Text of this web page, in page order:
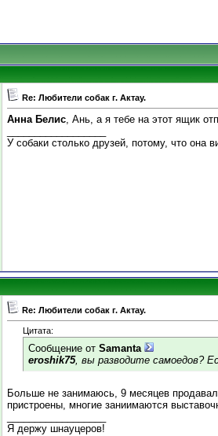
Re: Любители собак г. Актау.
Анна Белис, Ань, а я тебе на этот ящик
У собаки столько друзей, потому, что она
Re: Любители собак г. Актау.
Цитата:
Сообщение от Samanta
eroshik75, вы разводите самоедов?
Больше не занимаюсь, 9 месяцев
пристроены, многие заниимаются
Я держу шнауцеров!